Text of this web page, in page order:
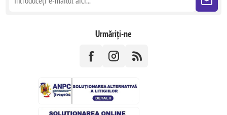
Urmăriți-ne